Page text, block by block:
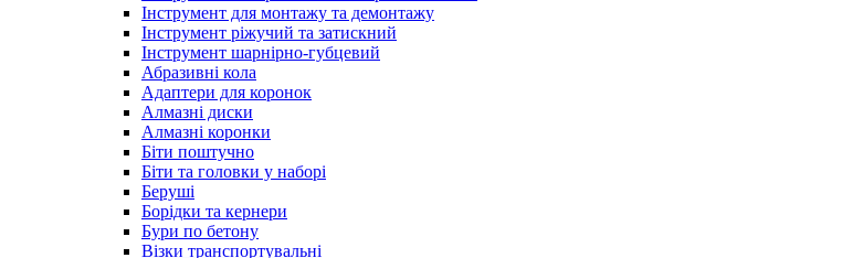
Інструмент для монтажу та демонтажу
Інструмент ріжучий та затискний
Інструмент шарнірно-губцевий
Абразивні кола
Адаптери для коронок
Алмазні диски
Алмазні коронки
Біти поштучно
Біти та головки у наборі
Беруші
Борідки та кернери
Бури по бетону
Візки транспортувальні